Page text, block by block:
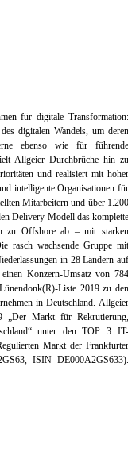
für digitale Transformation:
digitalen Wandels, um deren
ebenso wie für führende
Allgeier Durchbrüche hin zu
und realisiert mit hoher
intelligente Organisationen für
Mitarbeitern und über 1.200
Delivery-Modell das komplette
zu Offshore ab – mit starken
rasch wachsende Gruppe mit
in 28 Ländern auf
Konzern-Umsatz von 784
Liste 2019 zu den
in Deutschland. Allgeier
„Der Markt für Rekrutierung,
unter den TOP 3 IT-
Markt der Frankfurter
ISIN DE000A2GS633).